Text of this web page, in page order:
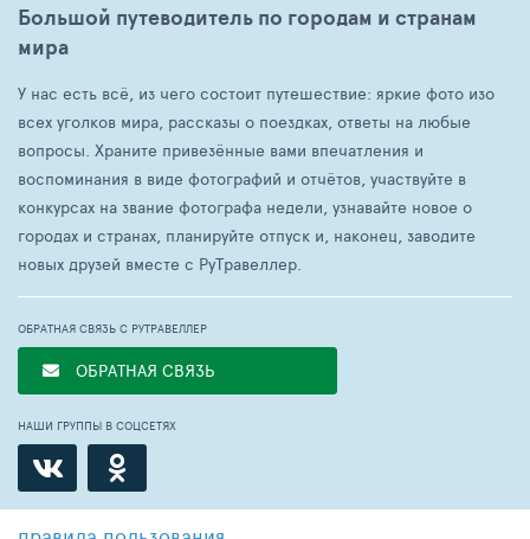
Большой путеводитель по городам и странам
мира
У нас есть всё, из чего состоит путешествие: яркие фото изо
всех уголков мира, рассказы о поездках, ответы на любые
вопросы. Храните привезённые вами впечатления и
воспоминания в виде фотографий и отчётов, участвуйте в
конкурсах на звание фотографа недели, узнавайте новое о
городах и странах, планируйте отпуск и, наконец, заводите
новых друзей вместе с РуТравеллер.
ОБРАТНАЯ СВЯЗЬ С РУТРАВЕЛЛЕР
ОБРАТНАЯ СВЯЗЬ
НАШИ ГРУППЫ В СОЦСЕТЯХ